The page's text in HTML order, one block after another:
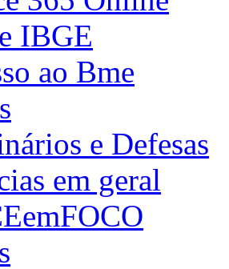
IBGE
ao Bme
e Defesas
em geral